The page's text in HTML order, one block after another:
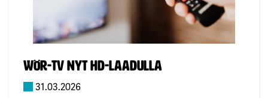
Wör-TV nyt HD-laadulla
Julkaistu:
31.03.2026